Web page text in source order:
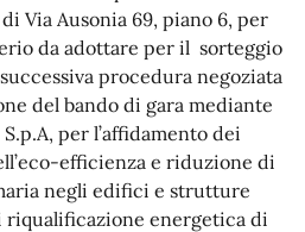
Via Ausonia 69, piano 6, per
da adottare per il sorteggio
procedura negoziata
del bando di gara mediante
per l’affidamento dei
efficienza e riduzione di
negli edifici e strutture
energetica di